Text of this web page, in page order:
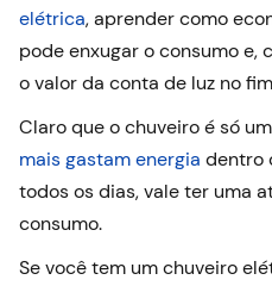
elétrica, aprender como
pode enxugar o consumo e,
o valor da conta de luz no
Claro que o chuveiro é só
mais gastam energia dentro
todos os dias, vale ter uma
consumo.
Se você tem um chuveiro